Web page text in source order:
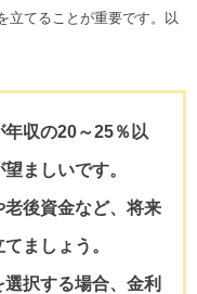
立てることが重要です。以
収の20～25％以
ましいです。
後資金など、将来
ましょう。
択する場合、金利